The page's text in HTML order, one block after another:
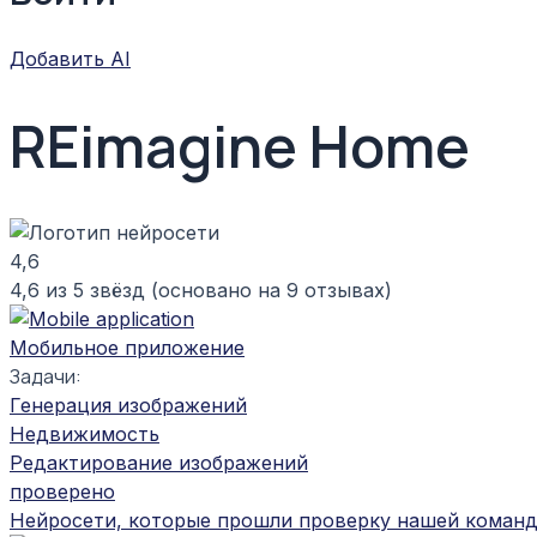
Добавить AI
REimagine Home
4,6
4,6 из 5 звёзд (основано на 9 отзывах)
Мобильное приложение
Задачи:
Генерация изображений
Недвижимость
Редактирование изображений
проверено
Нейросети, которые прошли проверку нашей